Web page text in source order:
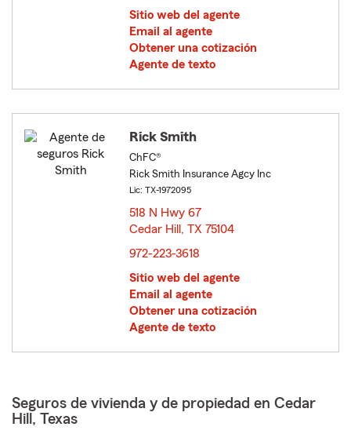
Sitio web del agente
Email al agente
Obtener una cotización
Agente de texto
Rick Smith
ChFC®
Rick Smith Insurance Agcy Inc
Lic: TX-1972095
518 N Hwy 67
Cedar Hill, TX 75104
972-223-3618
Sitio web del agente
Email al agente
Obtener una cotización
Agente de texto
Seguros de vivienda y de propiedad en Cedar
Hill, Texas